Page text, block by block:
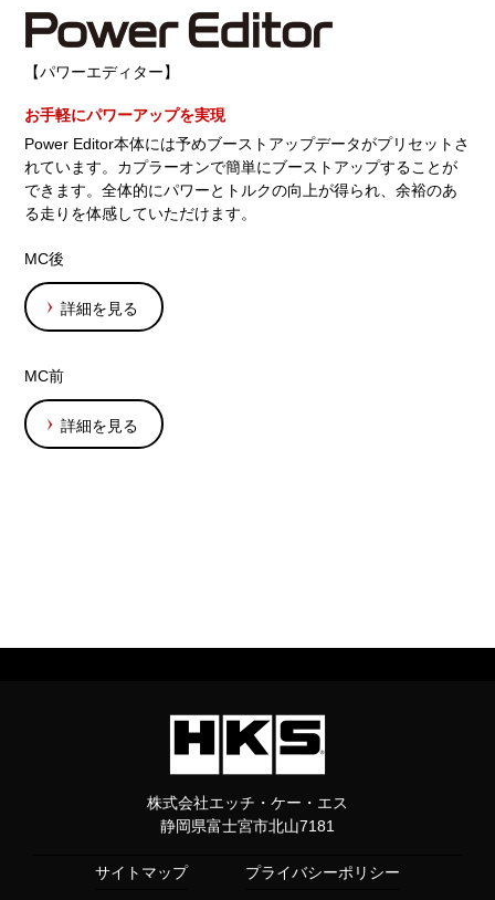
【パワーエディター】
お手軽にパワーアップを実現
Power Editor本体には予めブーストアップデータがプリセットさ
れています。カプラーオンで簡単にブーストアップすることが
できます。全体的にパワーとトルクの向上が得られ、余裕のあ
る走りを体感していただけます。
MC後
詳細を見る
MC前
詳細を見る
株式会社エッチ・ケー・エス
静岡県富士宮市北山7181
サイトマップ プライバシーポリシー